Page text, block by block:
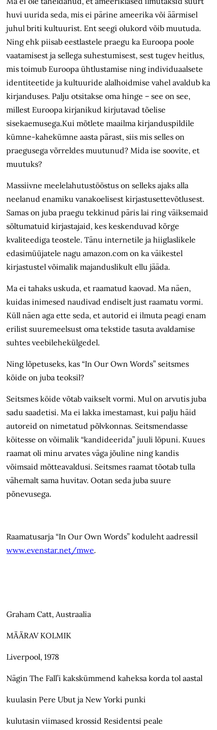
huvi uurida seda, mis ei pärine ameerika või äärmisel
juhul briti kultuurist. Ent seegi olukord võib muutuda.
Ning ehk piisab eestlastele praegu ka Euroopa poole
vaatamisest ja sellega suhestumisest, sest tugev heitlus,
mis toimub Euroopa ühtlustamise ning individuaalsete
identiteetide ja kultuuride alalhoidmise vahel avaldub ka
kirjanduses. Palju otsitakse oma hinge – see on see,
millest Euroopa kirjanikud kirjutavad tõelise
sisekaemusega.Kui mõtlete maailma kirjanduspildile
kümne-kahekümne aasta pärast, siis mis selles on
praegusega võrreldes muutunud? Mida ise soovite, et
muutuks?
Massiivne meelelahutustööstus on selleks ajaks alla
neelanud enamiku vanakoelisest kirjastusettevõtlusest.
Samas on juba praegu tekkinud päris lai ring väiksemaid
sõltumatuid kirjastajaid, kes keskenduvad kõrge
kvaliteediga teostele. Tänu internetile ja hiiglaslikele
edasimüüjatele nagu amazon.com on ka väikestel
kirjastustel võimalik majanduslikult ellu jääda.
Ma ei tahaks uskuda, et raamatud kaovad. Ma näen,
kuidas inimesed naudivad endiselt just raamatu vormi.
Küll näen aga ette seda, et autorid ei ilmuta peagi enam
erilist suuremeelsust oma tekstide tasuta avaldamise
suhtes veebilehekülgedel.
Ning lõpetuseks, kas “In Our Own Words” seitsmes
köide on juba teoksil?
Seitsmes köide võtab vaikselt vormi. Mul on arvutis juba
sadu saadetisi. Ma ei lakka imestamast, kui palju häid
autoreid on nimetatud põlvkonnas. Seitsmendasse
köitesse on võimalik “kandideerida” juuli lõpuni. Kuues
raamat oli minu arvates väga jõuline ning kandis
võimsaid mõtteavaldusi. Seitsmes raamat tõotab tulla
vähemalt sama huvitav. Ootan seda juba suure
põnevusega.
Raamatusarja “In Our Own Words” koduleht aadressil
www.evenstar.net/mwe.
Graham Catt, Austraalia
MÄÄRAV KOLMIK
Liverpool, 1978
Nägin The Fall’i kakskümmend kaheksa korda tol aastal
kuulasin Pere Ubut ja New Yorki punki
kulutasin viimased krossid Residentsi peale